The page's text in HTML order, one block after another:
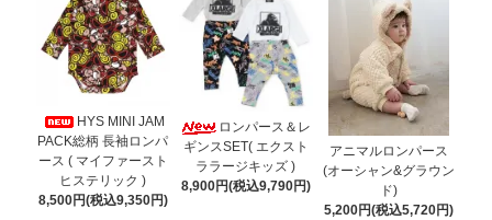
HYS MINI JAM
PACK総柄 長袖ロンパ
ース ( マイファースト
ヒステリック )
8,500円(税込9,350円)
ロンパース＆レ
ギンスSET( エクスト
ララージキッズ )
8,900円(税込9,790円)
アニマルロンパース
(オーシャン&グラウン
ド)
5,200円(税込5,720円)